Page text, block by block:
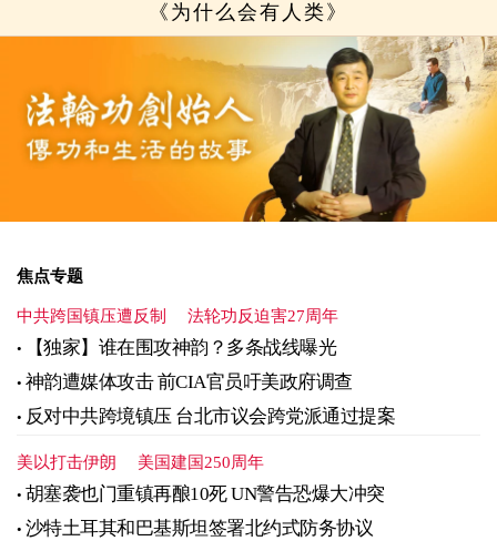
《为什么会有人类》
焦点专题
中共跨国镇压遭反制 法轮功反迫害27周年
【独家】谁在围攻神韵？多条战线曝光
神韵遭媒体攻击 前CIA官员吁美政府调查
反对中共跨境镇压 台北市议会跨党派通过提案
美以打击伊朗 美国建国250周年
胡塞袭也门重镇再酿10死 UN警告恐爆大冲突
沙特土耳其和巴基斯坦签署北约式防务协议